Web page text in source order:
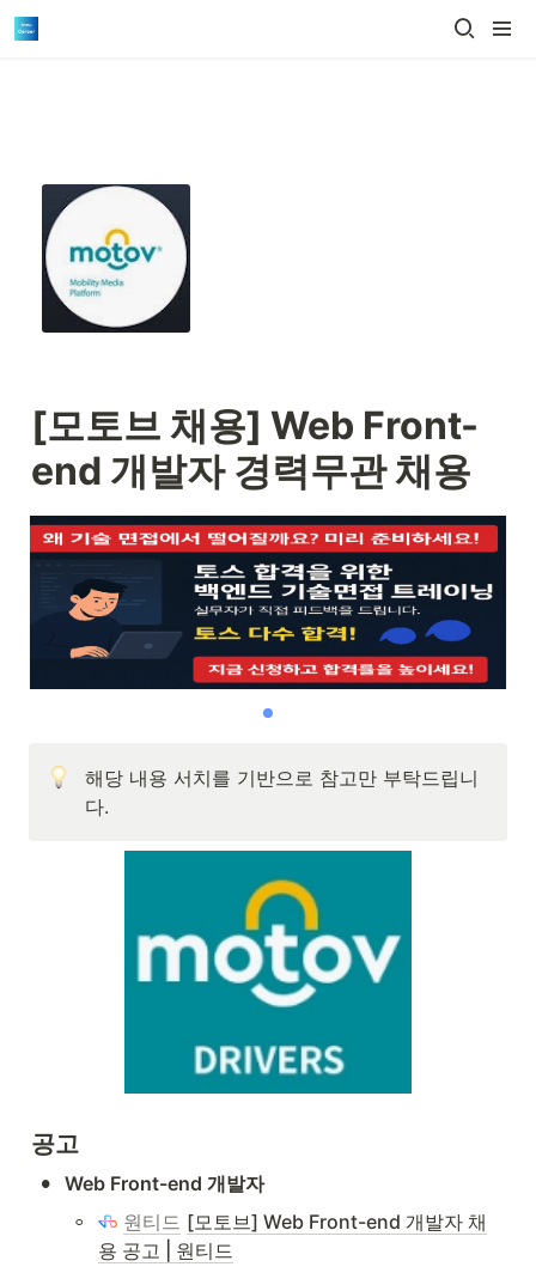
[모토브 채용] Web Front-
end 개발자 경력무관 채용
해당 내용 서치를 기반으로 참고만 부탁드립니
다.
공고
• Web Front-end 개발자
◦ 원티드 [모토브] Web Front-end 개발자 채
용 공고 | 원티드